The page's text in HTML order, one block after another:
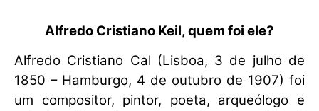
Alfredo Cristiano Keil, quem foi ele?
Alfredo Cristiano Cal (Lisboa, 3 de julho de
1850 – Hamburgo, 4 de outubro de 1907) foi
um compositor, pintor, poeta, arqueólogo e